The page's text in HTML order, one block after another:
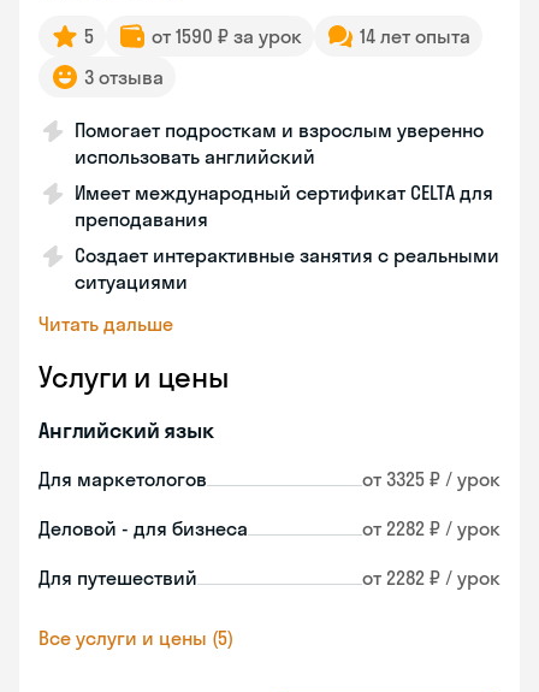
5 от 1590 ₽ за урок
14 лет опыта
3 отзыва
Помогает подросткам и взрослым уверенно
использовать английский
Имеет международный сертификат CELTA для
преподавания
Создает интерактивные занятия с реальными
ситуациями
Читать дальше
Услуги и цены
Английский язык
Для маркетологов от 3325 ₽ / урок
Деловой - для бизнеса от 2282 ₽ / урок
Для путешествий от 2282 ₽ / урок
Все услуги и цены (5)